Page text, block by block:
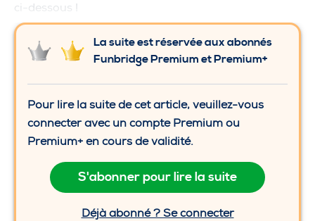
ci-dessous !
La suite est réservée aux abonnés
Funbridge Premium et Premium+
Pour lire la suite de cet article, veuillez-vous
connecter avec un compte Premium ou
Premium+ en cours de validité.
S'abonner pour lire la suite
Déjà abonné ? Se connecter